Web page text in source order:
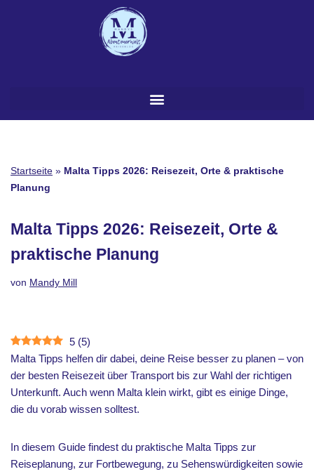
Startseite » Malta Tipps 2026: Reisezeit, Orte & praktische
Planung
Malta Tipps 2026: Reisezeit, Orte &
praktische Planung
von Mandy Mill
5 (5)
Malta Tipps helfen dir dabei, deine Reise besser zu planen – von
der besten Reisezeit über Transport bis zur Wahl der richtigen
Unterkunft. Auch wenn Malta klein wirkt, gibt es einige Dinge,
die du vorab wissen solltest.
In diesem Guide findest du praktische Malta Tipps zur
Reiseplanung, zur Fortbewegung, zu Sehenswürdigkeiten sowie